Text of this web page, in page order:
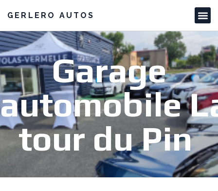
GERLERO AUTOS
Garage
automobile
tour du Pin